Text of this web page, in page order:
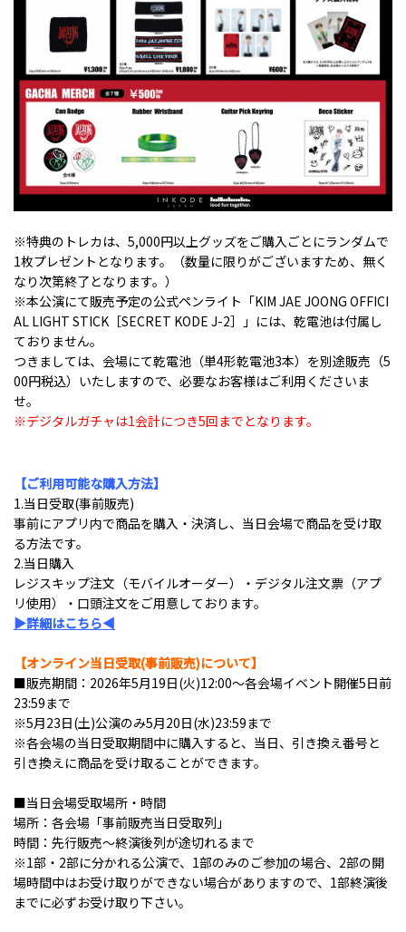
※特典のトレカは、5,000円以上グッズをご購入ごとにランダムで
1枚プレゼントとなります。（数量に限りがございますため、無く
なり次第終了となります。）
※本公演にて販売予定の公式ペンライト「KIM JAE JOONG OFFICI
AL LIGHT STICK［SECRET KODE J-2］」には、乾電池は付属し
ておりません。
つきましては、会場にて乾電池（単4形乾電池3本）を別途販売（5
00円税込）いたしますので、必要なお客様はご利用くださいま
せ。
※デジタルガチャは1会計につき5回までとなります。
【ご利用可能な購入方法】
1.当日受取(事前販売)
事前にアプリ内で商品を購入・決済し、当日会場で商品を受け取
る方法です。
2.当日購入
レジスキップ注文（モバイルオーダー）・デジタル注文票（アプ
リ使用）・口頭注文をご用意しております。
▶️詳細はこちら◀️
【オンライン当日受取(事前販売)について】
■販売期間：2026年5月19日(火)12:00～各会場イベント開催5日前
23:59まで
※5月23日(土)公演のみ5月20日(水)23:59まで
※各会場の当日受取期間中に購入すると、当日、引き換え番号と
引き換えに商品を受け取ることができます。
■当日会場受取場所・時間
場所：各会場「事前販売当日受取列」
時間：先行販売～終演後列が途切れるまで
※1部・2部に分かれる公演で、1部のみのご参加の場合、2部の開
場時間中はお受け取りができない場合がありますので、1部終演後
までに必ずお受け取り下さい。